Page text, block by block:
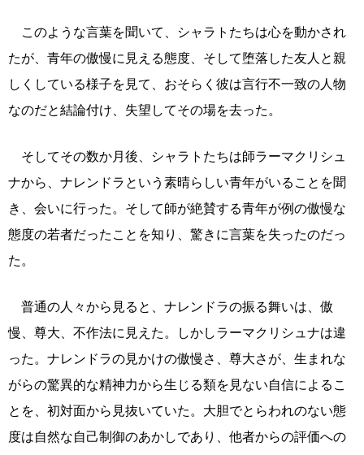
このような言葉を聞いて、シャラトたちは心を動かされ
たが、青年の傲慢に見える態度、そして堕落した友人と親
しくしている様子を見て、おそらく彼は言行不一致の人物
なのだと結論付け、失望してその場を去った。
そしてその数か月後、シャラトたちは師ラーマクリシュ
ナから、ナレンドラという素晴らしい青年がいることを聞
き、会いに行った。そして師が絶賛する青年が例の傲慢な
態度の若者だったことを知り、驚きに言葉を失ったのだっ
た。
普通の人々から見ると、ナレンドラの振る舞いは、傲
慢、尊大、不作法に見えた。しかしラーマクリシュナは違
った。ナレンドラの見かけの傲慢さ、尊大さが、生まれな
がらの驚異的な精神力から生じる類を見ない自信によるこ
とを、初対面から見抜いていた。大胆でとらわれのない態
度は自然な自己制御のあかしであり、他者からの評価への